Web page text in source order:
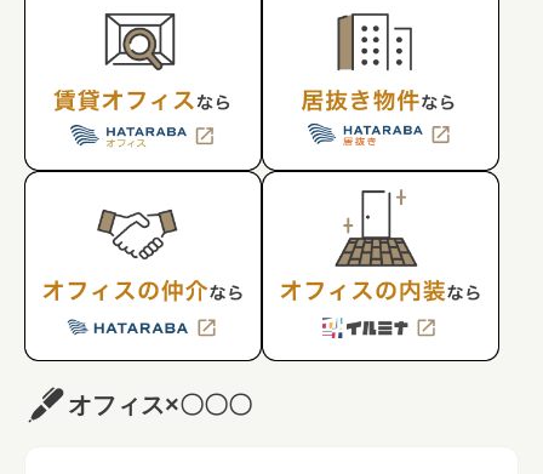
オフィス×〇〇〇